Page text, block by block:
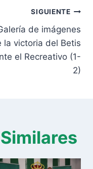
SIGUIENTE
de imágenes
la victoria del Betis
el Recreativo (1-
2)